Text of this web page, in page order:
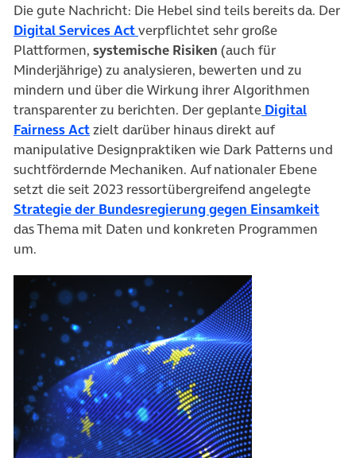
Die gute Nachricht: Die Hebel sind teils bereits da. Der
Digital Services Actverpflichtet sehr große
Plattformen, systemische Risiken (auch für
Minderjährige) zu analysieren, bewerten und zu
mindern und über die Wirkung ihrer Algorithmen
transparenter zu berichten. Der geplante Digital
Fairness Act(öffnet in neuem Tab)
zielt darüber hinaus direkt auf
manipulative Designpraktiken wie Dark Patterns und
suchtfördernde Mechaniken. Auf nationaler Ebene
setzt die seit 2023 ressortübergreifend angelegte
Strategie der Bundesregierung gegen Einsamkeit
das Thema mit Daten und konkreten Programmen
um.